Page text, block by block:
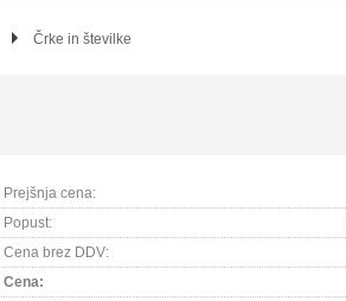
Črke in številke
Prejšnja cena:
Popust:
Cena brez DDV:
Cena: